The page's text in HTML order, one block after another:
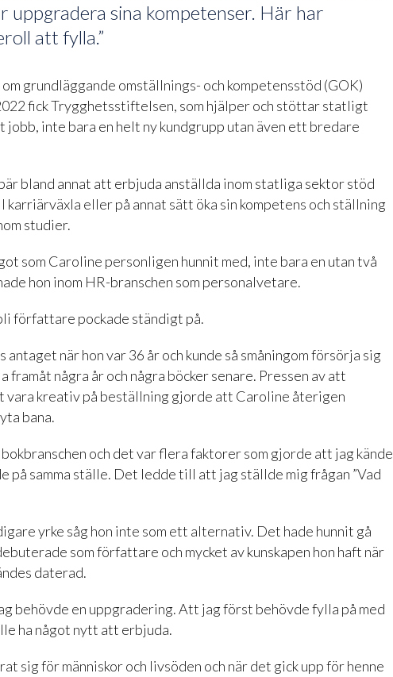
uppgradera sina kompetenser. Här har
att fylla.”
om grundläggande omställnings- och kompetensstöd (GOK)
fick Trygghetsstiftelsen, som hjälper och stöttar statligt
jobb, inte bara en helt ny kundgrupp utan även ett bredare
bland annat att erbjuda anställda inom statliga sektor stöd
karriärväxla eller på annat sätt öka sin kompetens och ställning
studier.
som Caroline personligen hunnit med, inte bara en utan två
hon inom HR-branschen som personalvetare.
författare pockade ständigt på.
antaget när hon var 36 år och kunde så småningom försörja sig
framåt några år och några böcker senare. Pressen av att
vara kreativ på beställning gjorde att Caroline återigen
bana.
och det var flera faktorer som gjorde att jag kände
på samma ställe. Det ledde till att jag ställde mig frågan ”Vad
yrke såg hon inte som ett alternativ. Det hade hunnit gå
som författare och mycket av kunskapen hon haft när
daterad.
behövde en uppgradering. Att jag först behövde fylla på med
ha något nytt att erbjuda.
sig för människor och livsöden och när det gick upp för henne